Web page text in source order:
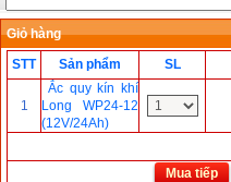
Giỏ hàng
STT
Sản phẩm SL
1
Ắc quy kín khí
Long WP24-12
(12V/24Ah)
Mua tiếp